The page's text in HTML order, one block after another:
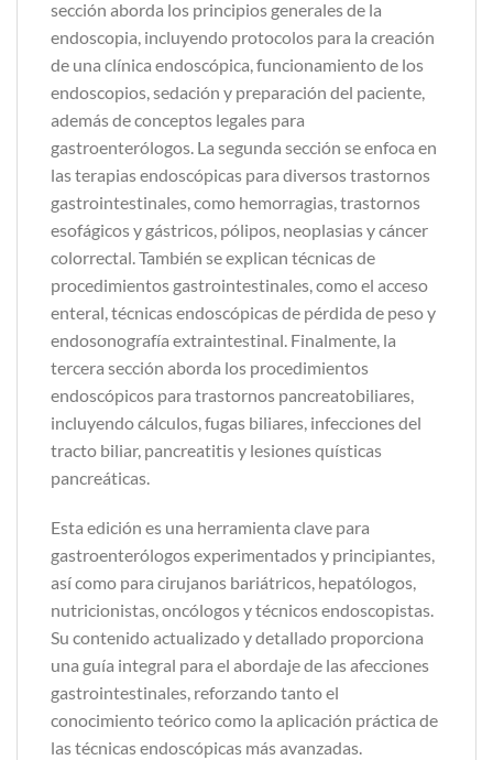
sección aborda los principios generales de la
endoscopia, incluyendo protocolos para la creación
de una clínica endoscópica, funcionamiento de los
endoscopios, sedación y preparación del paciente,
además de conceptos legales para
gastroenterólogos. La segunda sección se enfoca en
las terapias endoscópicas para diversos trastornos
gastrointestinales, como hemorragias, trastornos
esofágicos y gástricos, pólipos, neoplasias y cáncer
colorrectal. También se explican técnicas de
procedimientos gastrointestinales, como el acceso
enteral, técnicas endoscópicas de pérdida de peso y
endosonografía extraintestinal. Finalmente, la
tercera sección aborda los procedimientos
endoscópicos para trastornos pancreatobiliares,
incluyendo cálculos, fugas biliares, infecciones del
tracto biliar, pancreatitis y lesiones quísticas
pancreáticas.
Esta edición es una herramienta clave para
gastroenterólogos experimentados y principiantes,
así como para cirujanos bariátricos, hepatólogos,
nutricionistas, oncólogos y técnicos endoscopistas.
Su contenido actualizado y detallado proporciona
una guía integral para el abordaje de las afecciones
gastrointestinales, reforzando tanto el
conocimiento teórico como la aplicación práctica de
las técnicas endoscópicas más avanzadas.